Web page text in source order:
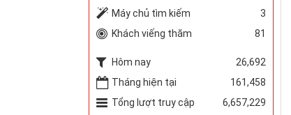
Máy chủ tìm kiếm
3
Khách viếng thăm
81
Hôm nay
26,692
Tháng hiện tại
161,458
Tổng lượt truy cập
6,657,229